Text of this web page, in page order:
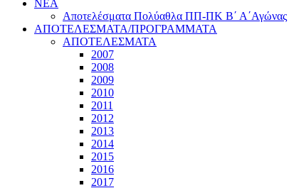
ΝΕΑ
Αποτελέσματα Πολύαθλα ΠΠ-ΠΚ Β΄ Α΄Αγώνας
ΑΠΟΤΕΛΕΣΜΑΤΑ/ΠΡΟΓΡΑΜΜΑΤΑ
ΑΠΟΤΕΛΕΣΜΑΤΑ
2007
2008
2009
2010
2011
2012
2013
2014
2015
2016
2017